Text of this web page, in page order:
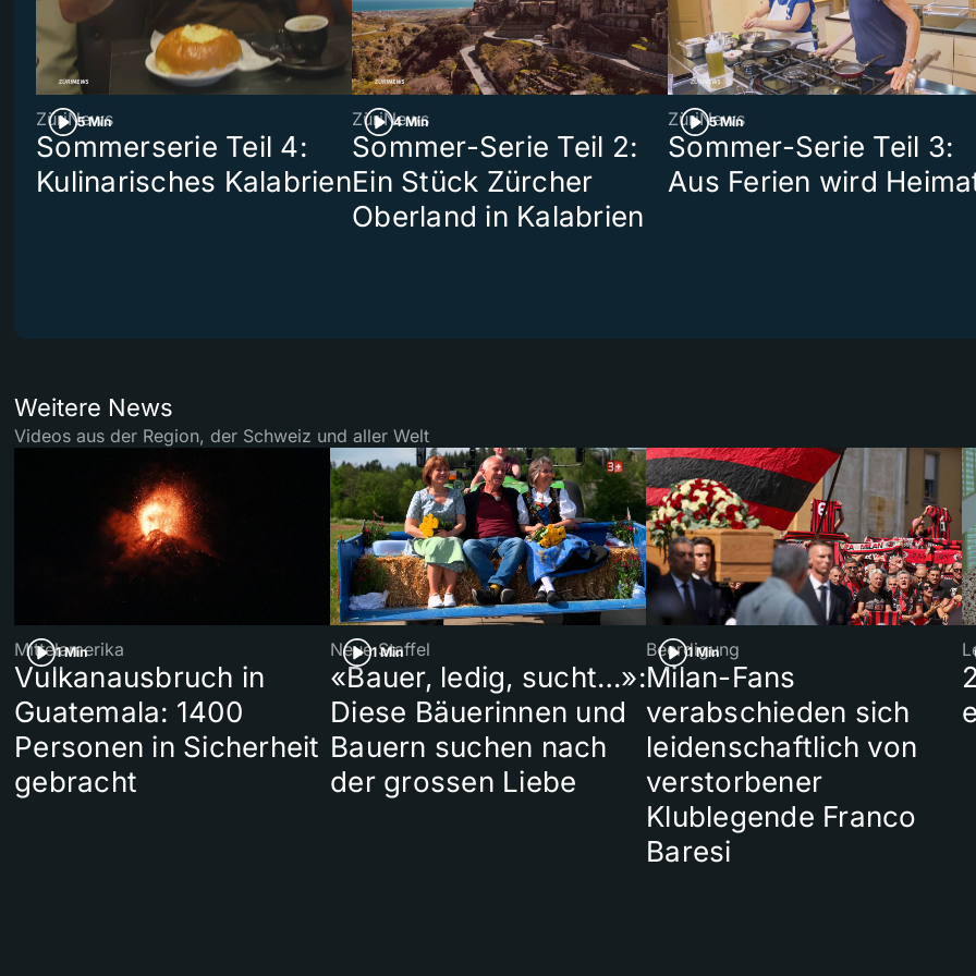
5 Min
ZüriNews
Sommerserie Teil 4:
Kulinarisches Kalabrien
4 Min
ZüriNews
Sommer-Serie Teil 2:
Ein Stück Zürcher
Oberland in Kalabrien
5 Min
ZüriNews
Sommer-Serie Teil 3:
Aus Ferien wird
Weitere News
Videos aus der Region, der Schweiz und aller Welt
1 Min
Mittelamerika
Vulkanausbruch in
Guatemala: 1400
Personen in Sicherheit
gebracht
1 Min
Neue Staffel
«Bauer, ledig, sucht…»:
Diese Bäuerinnen und
Bauern suchen nach
der grossen Liebe
1 Min
Beerdigung
Milan-Fans
verabschieden sich
leidenschaftlich von
verstorbener
Klublegende Franco
Baresi